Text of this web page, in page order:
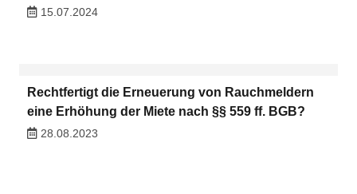
15.07.2024
Rechtfertigt die Erneuerung von Rauchmeldern
eine Erhöhung der Miete nach §§ 559 ff. BGB?
28.08.2023